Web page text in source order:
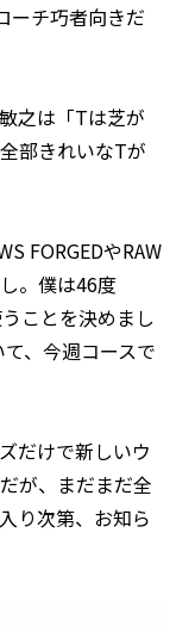
ーチ巧者向きだ
之は「Tは芝が
部きれいなTが
FORGEDやRAW
。僕は46度
ことを決めまし
、今週コースで
だけで新しいウ
が、まだまだ全
り次第、お知ら